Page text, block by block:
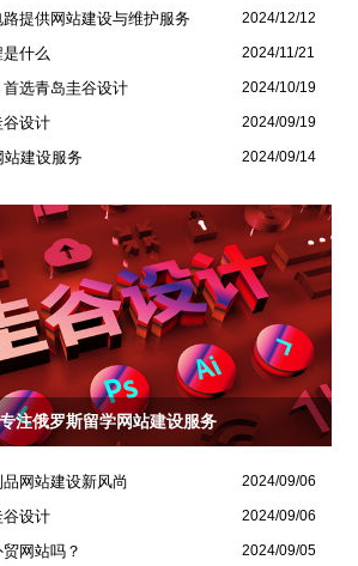
提供网站建设与维护服务 2024/12/12
什么 2024/11/21
选青岛圭谷设计 2024/10/19
谷设计 2024/09/19
站建设服务 2024/09/14
注俄罗斯留学网站建设服务
网站建设新风尚 2024/09/06
谷设计 2024/09/06
网站吗？ 2024/09/05